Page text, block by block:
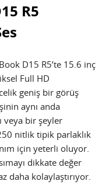
R5
D15 R5’te 15.6 inç
Full HD
geniş bir görüş
aynı anda
veya bir şeyler
nitlik tipik parlaklık
için yeterli oluyor.
dikkate değer
daha kolaylaştırıyor.